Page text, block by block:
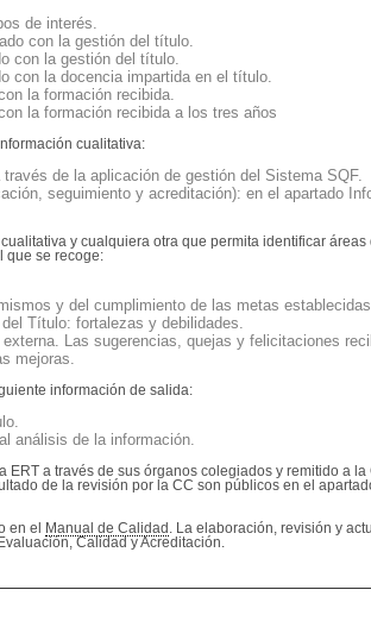
de interés.
con la gestión del título.
con la gestión del título.
con la docencia impartida en el título.
la formación recibida.
la formación recibida a los tres años
cualitativa:
de la aplicación de gestión del Sistema SQF.
seguimiento y acreditación): en el apartado
y cualquiera otra que permita identificar áreas
que se recoge:
y del cumplimiento de las metas
Título: fortalezas y debilidades.
Las sugerencias, quejas y felicitaciones
mejoras.
información de salida:
análisis de la información.
ERT a través de sus órganos colegiados y remitido a la
de la revisión por la CC son públicos en el
en el
Manual de Calidad
. La elaboración, revisión y
Calidad y Acreditación.